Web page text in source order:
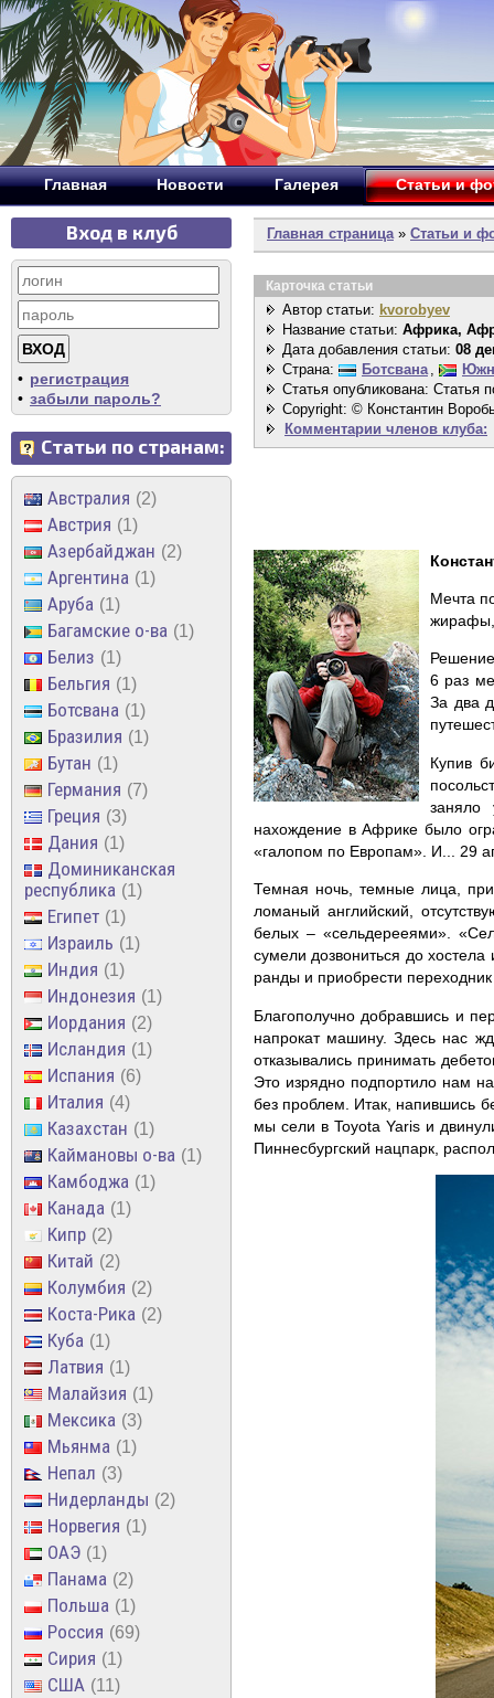
Главная Новости Галерея Статьи и
Вход в клуб
• регистрация
• забыли пароль?
Статьи по странам:
Австралия 2
Австрия 1
Азербайджан 2
Аргентина 1
Аруба 1
Багамские о-ва 1
Белиз 1
Бельгия 1
Ботсвана 1
Бразилия 1
Бутан 1
Германия 7
Греция 3
Дания 1
Доминиканская
республика
1
Египет 1
Израиль 1
Индия 1
Индонезия 1
Иордания 2
Исландия 1
Испания 6
Италия 4
Казахстан 1
Каймановы о-ва 1
Камбоджа 1
Канада 1
Кипр 2
Китай 2
Колумбия 2
Коста-Рика 2
Куба 1
Латвия 1
Малайзия 1
Мексика 3
Мьянма 1
Непал 3
Нидерланды 2
Норвегия 1
ОАЭ 1
Панама 2
Польша 1
Россия 69
Сирия 1
США 11
Главная страница» Статьи и
Карточка статьи
Автор статьи: kvorobyev
Название статьи: Африка,
Дата добавления статьи: 08
Страна:
Ботсвана ,
Статья опубликована: Статья
Copyright: © Константин
Комментарии членов клуба:
Мечта
жирафы,
6 раз
За два
Купив
заняло
нахождение в Африке было
«галопом по Европам». И... 29
Темная ночь, темные лица,
ломаный английский,
белых – «сельдерееями».
сумели дозвониться до
ранды и приобрести
Благополучно добравшись и
напрокат машину. Здесь нас
отказывались принимать
Это изрядно подпортило нам
без проблем. Итак, напившись
мы сели в Toyota Yaris и
Пиннесбургский нацпарк,